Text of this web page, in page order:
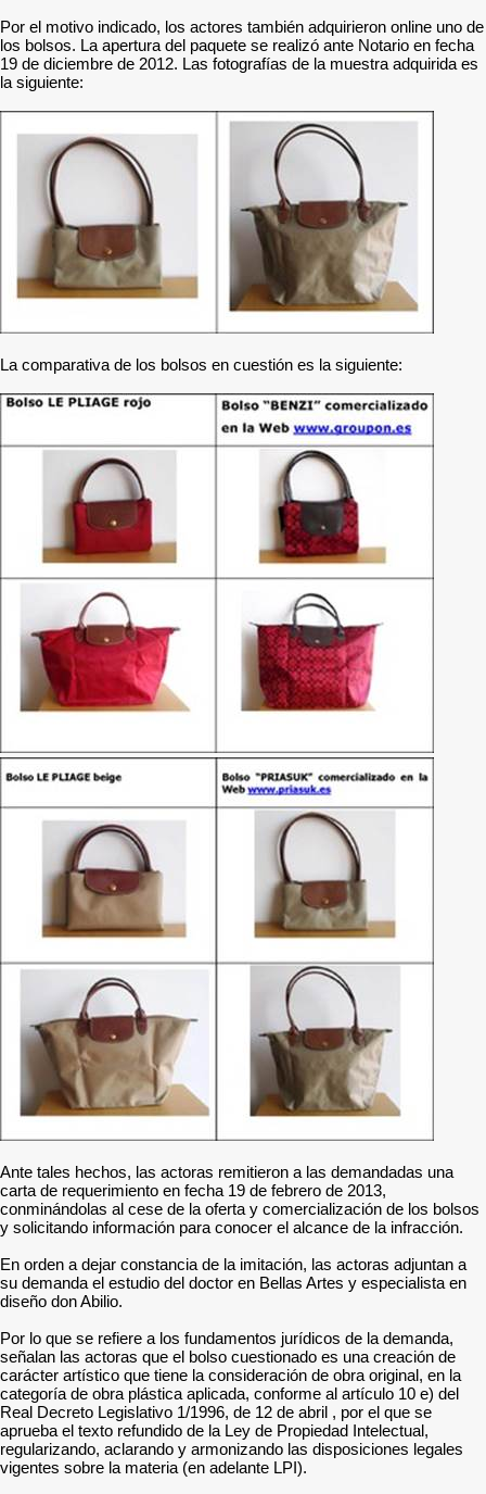
Por el motivo indicado, los actores también adquirieron online uno de
los bolsos. La apertura del paquete se realizó ante Notario en fecha
19 de diciembre de 2012. Las fotografías de la muestra adquirida es
la siguiente:
La comparativa de los bolsos en cuestión es la siguiente:
Ante tales hechos, las actoras remitieron a las demandadas una
carta de requerimiento en fecha 19 de febrero de 2013,
conminándolas al cese de la oferta y comercialización de los bolsos
y solicitando información para conocer el alcance de la infracción.
En orden a dejar constancia de la imitación, las actoras adjuntan a
su demanda el estudio del doctor en Bellas Artes y especialista en
diseño don Abilio.
Por lo que se refiere a los fundamentos jurídicos de la demanda,
señalan las actoras que el bolso cuestionado es una creación de
carácter artístico que tiene la consideración de obra original, en la
categoría de obra plástica aplicada, conforme al artículo 10 e) del
Real Decreto Legislativo 1/1996, de 12 de abril , por el que se
aprueba el texto refundido de la Ley de Propiedad Intelectual,
regularizando, aclarando y armonizando las disposiciones legales
vigentes sobre la materia (en adelante LPI).